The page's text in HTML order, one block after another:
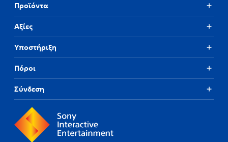
Προϊόντα
Αξίες
Υποστήριξη
Πόροι
Σύνδεση